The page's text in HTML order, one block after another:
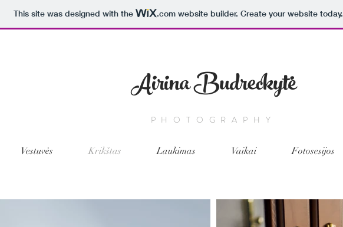
This site was designed with the .comwebsite builder. Create your website today.
Airina Budreckytė
PHOTOGRAPHY
Vestuvės Krikštas Laukimas Vaikai Fotosesijos